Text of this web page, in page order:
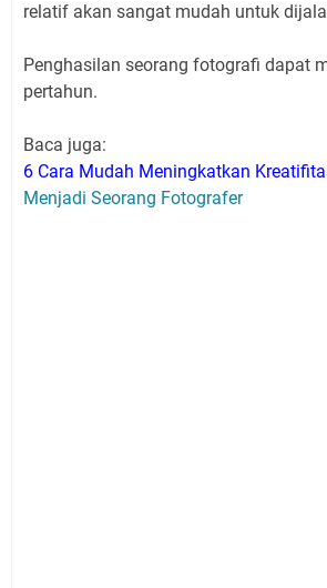
relatif akan sangat mudah untuk
Penghasilan seorang fotografi dapat
pertahun.
Baca juga:
6 Cara Mudah Meningkatkan
Menjadi Seorang Fotografer